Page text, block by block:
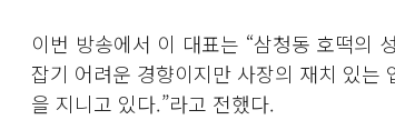
이번 방송에서 이 대표는 “삼청동 호떡의
잡기 어려운 경향이지만 사장의 재치 있는
을 지니고 있다.”라고 전했다.